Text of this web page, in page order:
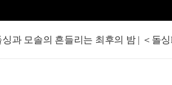
과 모솔의 흔들리는 최후의 밤 | ＜돌